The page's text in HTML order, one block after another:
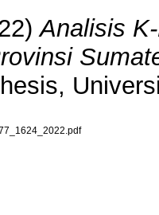
Analisis